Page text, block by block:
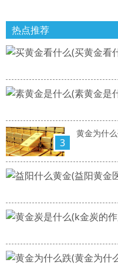
热点推荐
3
黄金为什